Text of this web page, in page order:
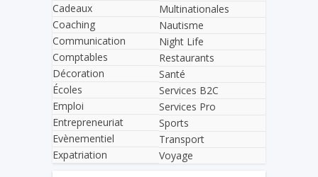
Cadeaux
Coaching
Communication
Comptables
Décoration
Écoles
Emploi
Entrepreneuriat
Evènementiel
Expatriation
Multinationales
Nautisme
Night Life
Restaurants
Santé
Services B2C
Services Pro
Sports
Transport
Voyage